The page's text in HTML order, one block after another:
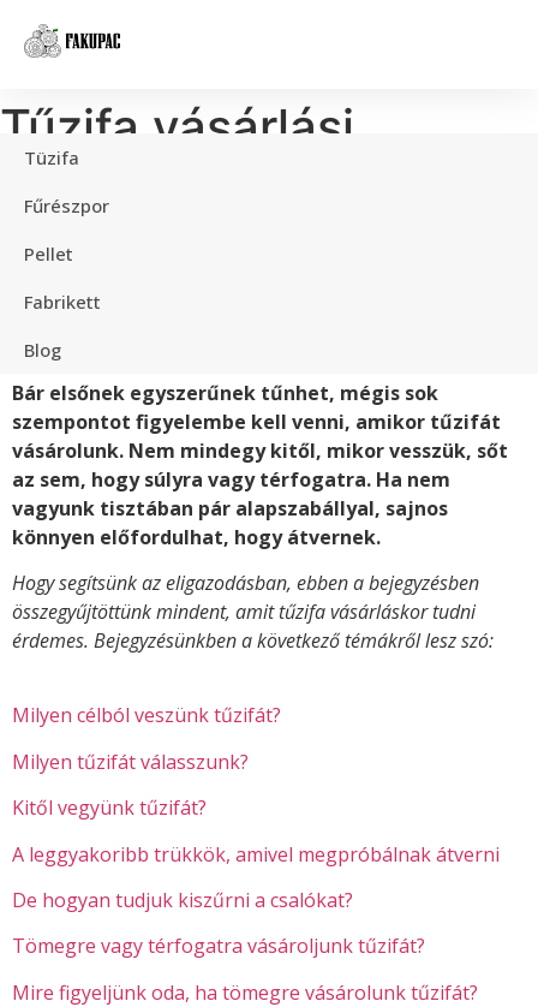
Tüzifa
Fűrészpor
Pellet
Fabrikett
Blog
Tűzifa vásárlási
tanácsok – hogyan
vásároljunk jó
minőségű tűzifát?
Bár elsőnek egyszerűnek tűnhet, mégis sok
szempontot figyelembe kell venni, amikor tűzifát
vásárolunk. Nem mindegy kitől, mikor vesszük, sőt
az sem, hogy súlyra vagy térfogatra. Ha nem
vagyunk tisztában pár alapszabállyal, sajnos
könnyen előfordulhat, hogy átvernek.
Hogy segítsünk az eligazodásban, ebben a bejegyzésben
összegyűjtöttünk mindent, amit tűzifa vásárláskor tudni
érdemes. Bejegyzésünkben a következő témákről lesz szó:
Milyen célból veszünk tűzifát?
Milyen tűzifát válasszunk?
Kitől vegyünk tűzifát?
A leggyakoribb trükkök, amivel megpróbálnak átverni
De hogyan tudjuk kiszűrni a csalókat?
Tömegre vagy térfogatra vásároljunk tűzifát?
Mire figyeljünk oda, ha tömegre vásárolunk tűzifát?